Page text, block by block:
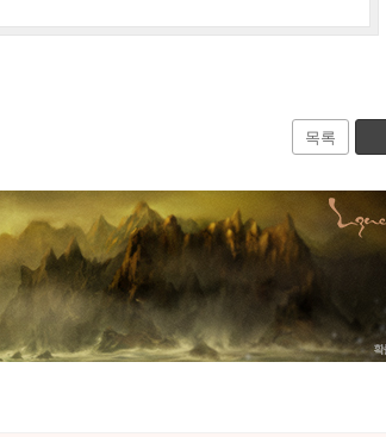
목록